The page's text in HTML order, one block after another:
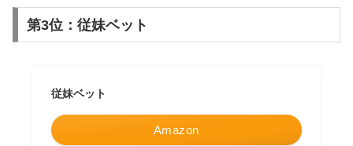
第3位：従妹ベット
従妹ベット
Amazon